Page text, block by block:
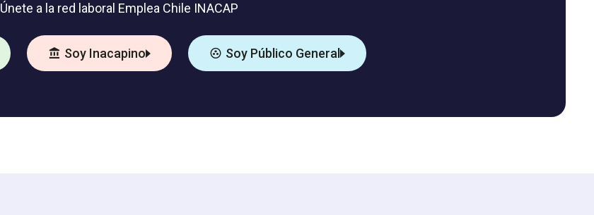
Únete a la red laboral Emplea Chile INACAP
Soy Inacapino Soy Público General